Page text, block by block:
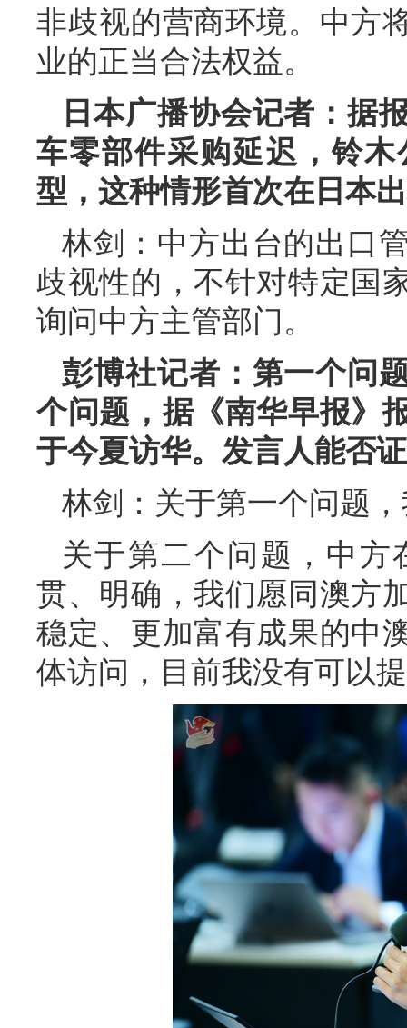
非歧视的营商环境。中方
业的正当合法权益。
日本广播协会记者：据
车零部件采购延迟，铃
型，这种情形首次在日本
林剑：中方出台的出口
歧视性的，不针对特定国
询问中方主管部门。
彭博社记者：第一个问
个问题，据《南华早报》
于今夏访华。发言人能否
林剑：关于第一个问题
关于第二个问题，中方
贯、明确，我们愿同澳方
稳定、更加富有成果的中
体访问，目前我没有可以